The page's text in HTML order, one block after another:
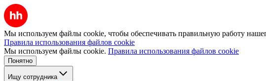
Мы используем файлы cookie, чтобы обеспечивать правильную работу
Правила использования файлов cookie
Мы используем файлы cookie. Правила использования файлов cookie
Понятно
Ищу сотрудника